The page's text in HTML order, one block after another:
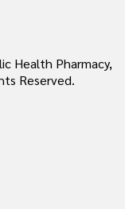
Health Pharmacy,
Reserved.